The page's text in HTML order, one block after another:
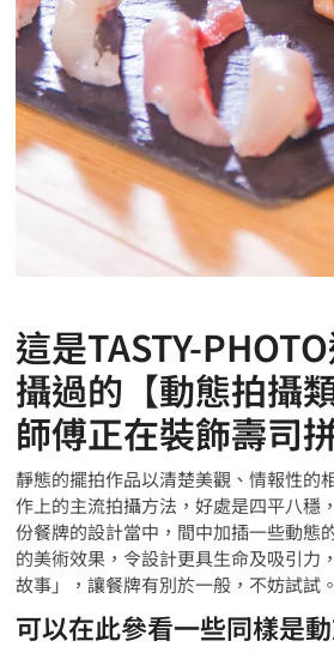
這是TASTY-
攝過的【動態拍攝
師傅正在裝飾壽司
靜態的擺拍作品以清楚美觀、情報性的
作上的主流拍攝方法，好處是四平八穩
份餐牌的設計當中，間中加插一些動態
的美術效果，令設計更具生命及吸引力
故事」，讓餐牌有別於一般，不妨試試。
可以在此參看一些同樣是